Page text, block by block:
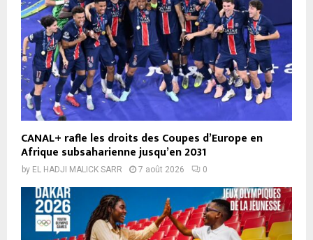
CANAL+ rafle les droits des Coupes d’Europe en
Afrique subsaharienne jusqu’en 2031
by EL HADJI MALICK SARR 7 août 2026 0